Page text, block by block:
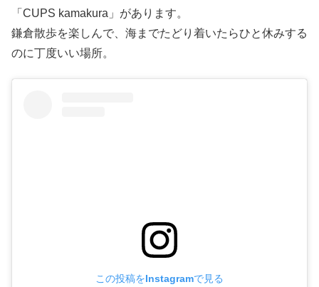
「CUPS kamakura」があります。
鎌倉散歩を楽しんで、海までたどり着いたらひと休みする
のに丁度いい場所。
この投稿をInstagramで見る